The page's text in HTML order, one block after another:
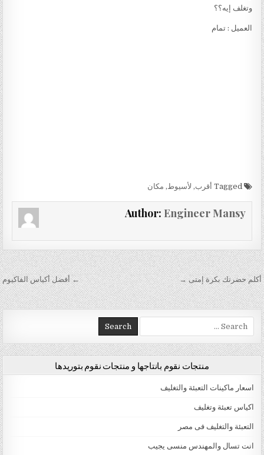
وتغلف إيه؟؟
العميل : تمام
Tagged أقرب, لأسيوط, مكان
Author: Engineer Mansy
تصفّح المقالات ← أفضل أكياس الفاكيوم أكلم حضرتك بكرة إمتى →
Search for:
منتجات نقوم بانتاجها و منتجات نقوم بتوريدها
اسعار ماكينات التعبئة والتغليف
اكياس تعبئة وتغليف
التعبئة والتغليف فى مصر
انت تسال والمهندس منسى يجيب